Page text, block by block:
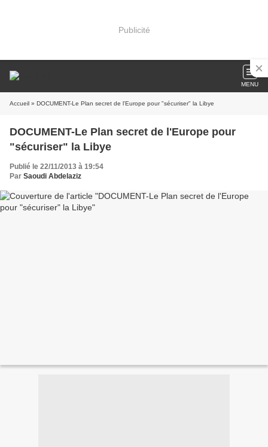
Publicité
MENU
Accueil » DOCUMENT-Le Plan secret de l'Europe pour "sécuriser" la Libye
DOCUMENT-Le Plan secret de l'Europe pour
"sécuriser" la Libye
Publié le 22/11/2013 à 19:54
Par Saoudi Abdelaziz